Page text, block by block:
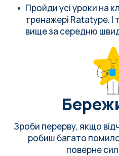
Пройди усі уроки на
тренажері Ratatype. І
вище за середню
Зроби перерву, якщо
робиш багато
поверне